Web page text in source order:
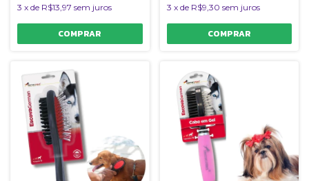
3 x de R$13,97 sem juros 3 x de R$9,30 sem juros